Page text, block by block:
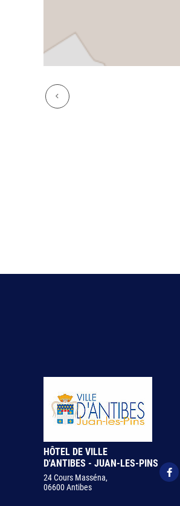
HÔTEL DE VILLE
D'ANTIBES - JUAN-LES-PINS
24 Cours Masséna,
06600 Antibes